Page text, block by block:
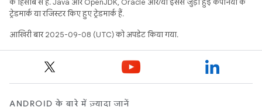
के हिसाब से हैं. Java और OpenJDK, Oracle और/या इससे जुड़ी हुई कंपनियों के
ट्रेडमार्क या रजिस्टर किए हुए ट्रेडमार्क हैं.
आखिरी बार 2025-09-08 (UTC) को अपडेट किया गया.
ANDROID के बारे में ज़्यादा जानें